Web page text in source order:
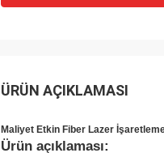
ÜRÜN AÇIKLAMASI
Maliyet Etkin Fiber Lazer
Ürün açıklaması: